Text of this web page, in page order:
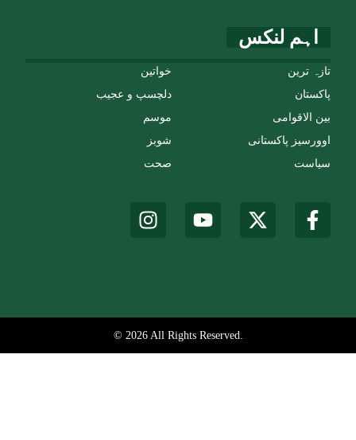
اہم لنکس
خواتین
دلچسپ و عجیب
موسم
شوبز
صحت
تازہ ترین
پاکستان
بین الاقوامی
اوورسیز پاکستانی
سیاست
© 2026 All Rights Reserved.